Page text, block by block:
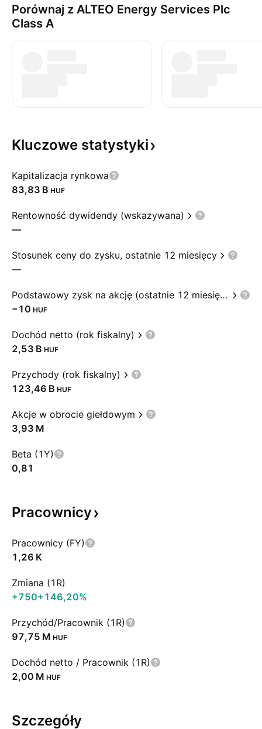
Porównaj z ALTEO Energy Services Plc
Class A
Kluczowe statystyki
Kapitalizacja rynkowa
‪83,83 B‬ HUF
Rentowność dywidendy (wskazywana)
—
Stosunek ceny do zysku, ostatnie 12 miesięcy
—
Podstawowy zysk na akcję (ostatnie 12 miesięcy)
−10 HUF
Dochód netto (rok fiskalny)
‪2,53 B‬ HUF
Przychody (rok fiskalny)
‪123,46 B‬ HUF
Akcje w obrocie giełdowym
‪3,93 M‬
Beta (1Y)
0,81
Pracownicy
Pracownicy (FY)
‪1,26 K‬
Zmiana (1R)
+750+146,20%
Przychód/Pracownik (1R)
‪97,75 M‬ HUF
Dochód netto / Pracownik (1R)
‪2,00 M‬ HUF
Szczegóły